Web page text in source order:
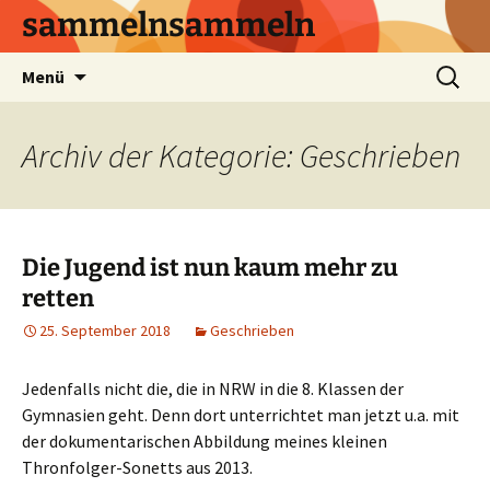
sammelnsammeln
Menü
Suchen
nach:
Archiv der Kategorie: Geschrieben
Die Jugend ist nun kaum mehr zu
retten
25. September 2018 Geschrieben
Jedenfalls nicht die, die in NRW in die 8. Klassen der
Gymnasien geht. Denn dort unterrichtet man jetzt u.a. mit
der dokumentarischen Abbildung meines kleinen
Thronfolger-Sonetts aus 2013.